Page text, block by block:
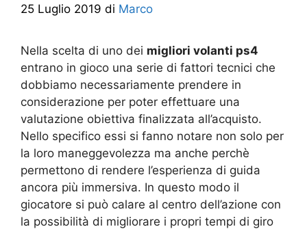
25 Luglio 2019 di Marco
Nella scelta di uno dei migliori volanti ps4
entrano in gioco una serie di fattori tecnici che
dobbiamo necessariamente prendere in
considerazione per poter effettuare una
valutazione obiettiva finalizzata all’acquisto.
Nello specifico essi si fanno notare non solo per
la loro maneggevolezza ma anche perchè
permettono di rendere l’esperienza di guida
ancora più immersiva. In questo modo il
giocatore si può calare al centro dell’azione con
la possibilità di migliorare i propri tempi di giro